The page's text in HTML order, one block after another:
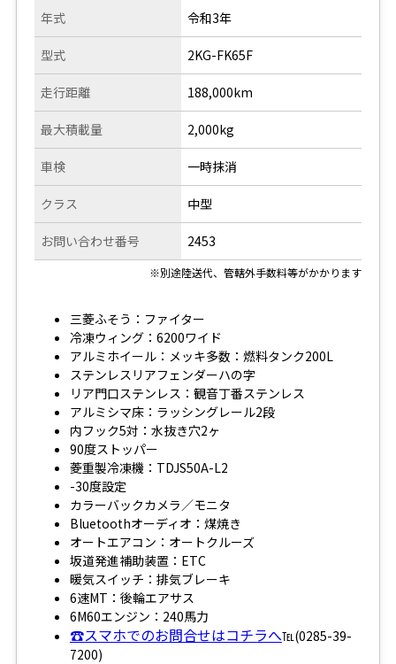
年式
型式
走行距離
令和3年
2KG-FK65F
188,000km
最大積載量
車検
クラス
お問い合わせ番号
2,000kg
一時抹消
中型
2453
※別途陸送代、管轄外手数料等がかかります
三菱ふそう：ファイター
冷凍ウィング：6200ワイド
アルミホイール：メッキ多数：燃料タンク200L
ステンレスリアフェンダーハの字
リア門口ステンレス：観音丁番ステンレス
アルミシマ床：ラッシングレール2段
内フック5対：水抜き穴2ヶ
90度ストッパー
菱重製冷凍機：TDJS50A-L2
-30度設定
カラーバックカメラ／モニタ
Bluetoothオーディオ：煤焼き
オートエアコン：オートクルーズ
坂道発進補助装置：ETC
暖気スイッチ：排気ブレーキ
6速MT：後輪エアサス
6M60エンジン：240馬力
☎スマホでのお問合せはコチラへ℡(0285-39-
7200)